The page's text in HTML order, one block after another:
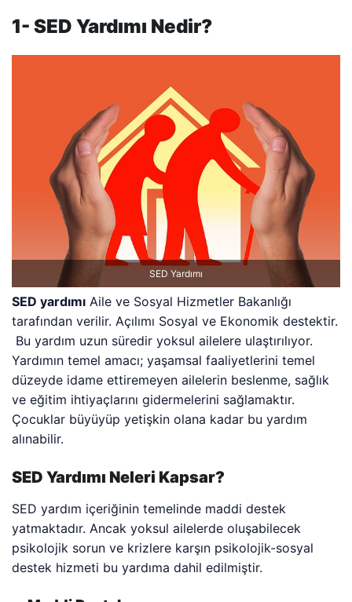
1- SED Yardımı Nedir?
SED Yardımı
SED yardımı Aile ve Sosyal Hizmetler Bakanlığı
tarafından verilir. Açılımı Sosyal ve Ekonomik destektir.
Bu yardım uzun süredir yoksul ailelere ulaştırılıyor.
Yardımın temel amacı; yaşamsal faaliyetlerini temel
düzeyde idame ettiremeyen ailelerin beslenme, sağlık
ve eğitim ihtiyaçlarını gidermelerini sağlamaktır.
Çocuklar büyüyüp yetişkin olana kadar bu yardım
alınabilir.
SED Yardımı Neleri Kapsar?
SED yardım içeriğinin temelinde maddi destek
yatmaktadır. Ancak yoksul ailelerde oluşabilecek
psikolojik sorun ve krizlere karşın psikolojik-sosyal
destek hizmeti bu yardıma dahil edilmiştir.